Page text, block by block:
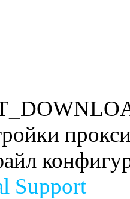
Support